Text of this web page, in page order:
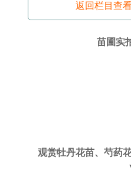
返回栏目查
苗圃实
观赏牡丹花苗、芍药